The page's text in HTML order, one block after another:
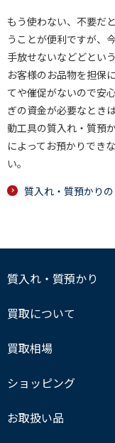
もう使わない、不要だ
うことが便利ですが、
手放せないなどどとい
お客様のお品物を担保
てや催促がないので安
ぎの資金が必要なとき
動工具の質入れ・質預
によってお預かりでき
い。
質入れ・質預かり
質入れ・質預かり
買取について
買取相場
ショッピング
お取扱い品